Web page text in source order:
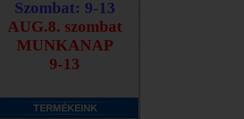
TERMÉKEINK